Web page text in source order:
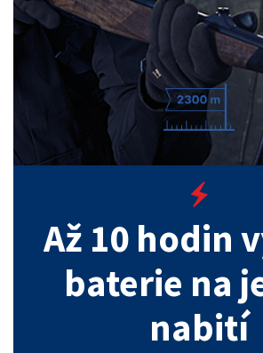
Až 10 hodin
baterie na
nabití